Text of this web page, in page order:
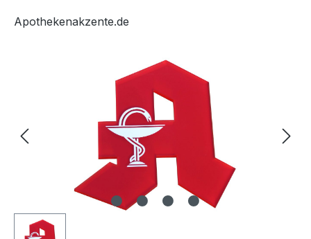
Apothekenakzente.de
Bildergalerie überspringen